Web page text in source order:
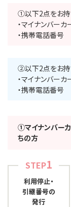
①以下2点をお持
・マイナンバー
・携帯電話番号
②以下2点をお持
・マイナンバー
・携帯電話番号
①マイナンバー
ちの方
STEP1
利用停止・
引継番号の
発行